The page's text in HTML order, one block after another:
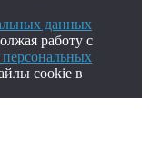
данных
работу с
персональных
cookie в